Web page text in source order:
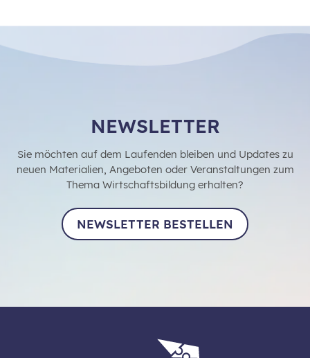
NEWSLETTER
Sie möchten auf dem Laufenden bleiben und Updates zu
neuen Materialien, Angeboten oder Veranstaltungen zum
Thema Wirtschaftsbildung erhalten?
NEWSLETTER BESTELLEN